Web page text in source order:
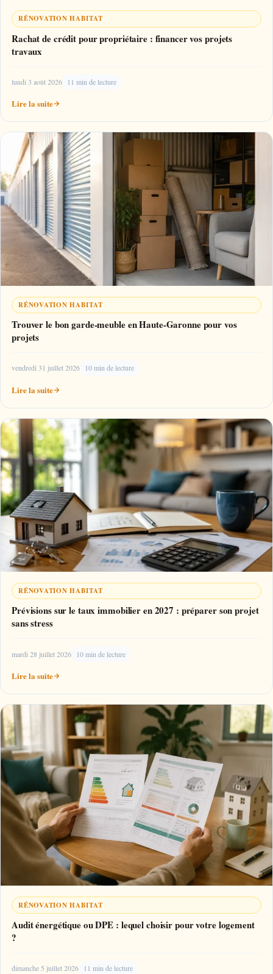
RÉNOVATION HABITAT
Rachat de crédit pour propriétaire : financer vos projets
travaux
lundi 3 août 2026 11 min de lecture
Lire la suite
RÉNOVATION HABITAT
Trouver le bon garde-meuble en Haute-Garonne pour vos
projets
vendredi 31 juillet 2026 10 min de lecture
Lire la suite
RÉNOVATION HABITAT
Prévisions sur le taux immobilier en 2027 : préparer son projet
sans stress
mardi 28 juillet 2026 10 min de lecture
Lire la suite
RÉNOVATION HABITAT
Audit énergétique ou DPE : lequel choisir pour votre logement
?
dimanche 5 juillet 2026 11 min de lecture